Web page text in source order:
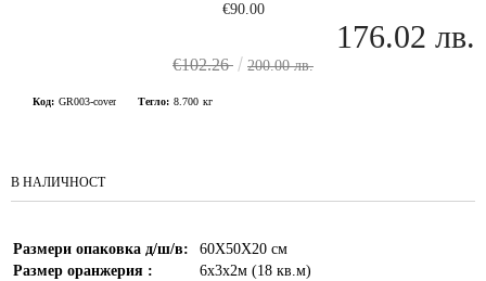
€90.00
176.02 лв.
€102.26 200.00 лв.
Код: GR003-cover Тегло: 8.700 кг
В НАЛИЧНОСТ
Размери опаковка д/ш/в: 60X50X20 см
Размер оранжерия :
6х3х2м (18 кв.м)